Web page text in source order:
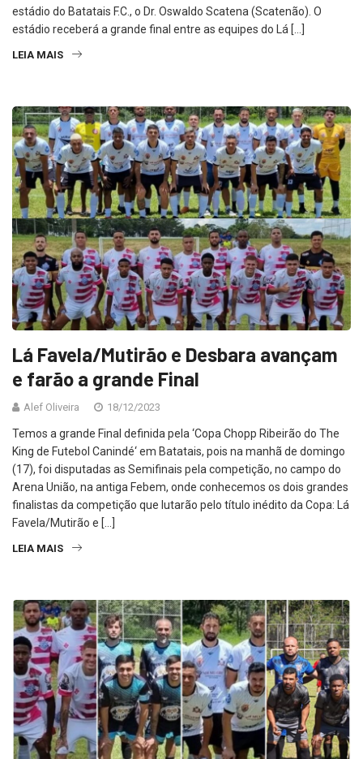
estádio do Batatais F.C., o Dr. Oswaldo Scatena (Scatenão). O
estádio receberá a grande final entre as equipes do Lá […]
LEIA MAIS
Lá Favela/Mutirão e Desbara avançam
e farão a grande Final
Alef Oliveira 18/12/2023
Temos a grande Final definida pela ‘Copa Chopp Ribeirão do The
King de Futebol Canindé‘ em Batatais, pois na manhã de domingo
(17), foi disputadas as Semifinais pela competição, no campo do
Arena União, na antiga Febem, onde conhecemos os dois grandes
finalistas da competição que lutarão pelo título inédito da Copa: Lá
Favela/Mutirão e […]
LEIA MAIS